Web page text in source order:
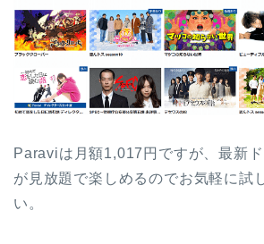
Paraviは月額1,017円ですが、最新
が見放題で楽しめるのでお気軽に試
い。